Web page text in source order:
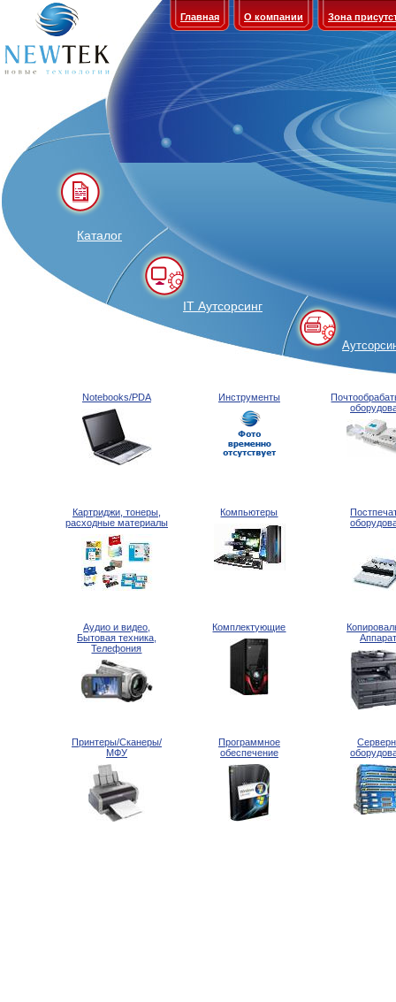
Главная О компании Зона
Каталог
IT Аутсорсинг
Notebooks/PDA Инструменты
Картриджи, тонеры,
расходные материалы
Компьютеры
Аудио и видео,
Бытовая техника,
Телефония
Комплектующие
Принтеры/Сканеры/
МФУ
Программное
обеспечение